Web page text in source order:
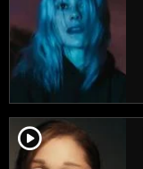
player2